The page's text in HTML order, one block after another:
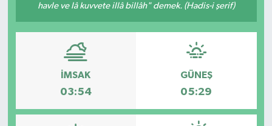
havle ve lâ kuvvete illâ billâh" demek. (Hadis-i şerif)
İMSAK
03:54
GÜNEŞ
05:29